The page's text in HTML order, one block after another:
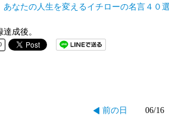
なたの人生を変えるイチローの名言４０選
成後。
前の日 06/16